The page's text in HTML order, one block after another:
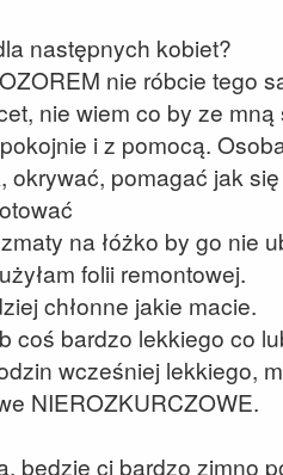
następnych kobiet?
nie róbcie tego
nie wiem co by ze
i z pomocą.
okrywać, pomagać jak
na łóżko by go nie
folii remontowej.
chłonne jakie macie.
coś bardzo lekkiego co
wcześniej lekkiego,
NIEROZKURCZOWE.
będzie ci bardzo zimno